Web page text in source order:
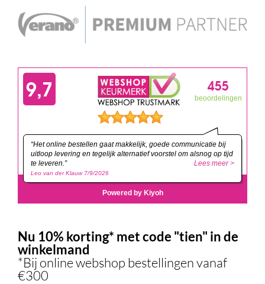
Nu 10% korting* met code "tien" in de
winkelmand
*Bij online webshop bestellingen vanaf
€300